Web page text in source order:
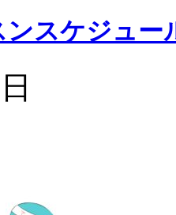
ンスケジュー